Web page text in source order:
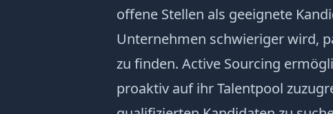
offene Stellen als geeignete
Unternehmen schwieriger wird,
zu finden. Active Sourcing
proaktiv auf ihr Talentpool